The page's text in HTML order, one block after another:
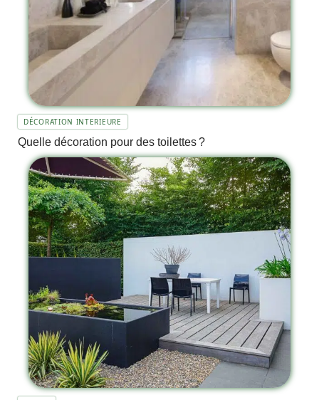
DÉCORATION INTERIEURE
Quelle décoration pour des toilettes ?